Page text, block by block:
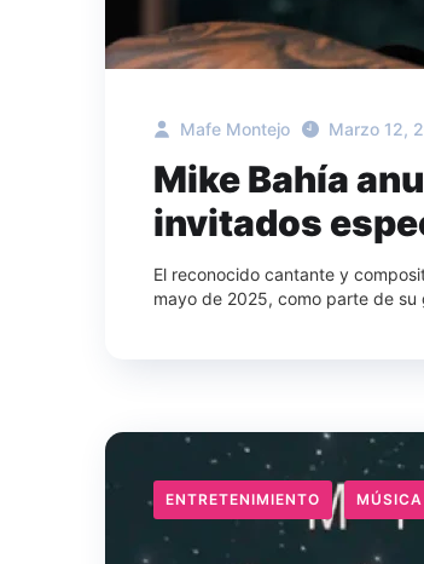
Mafe Montejo Marzo 12,
Mike Bahía
invitados
El reconocido cantante y
mayo de 2025, como parte de su
ENTRETENIMIENTO MÚSICA